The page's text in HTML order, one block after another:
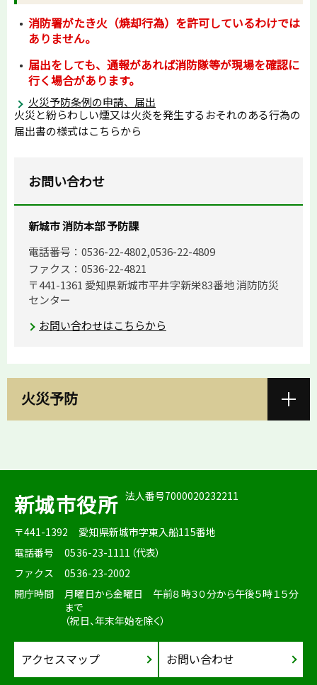
消防署がたき火（焼却行為）を許可しているわけでは
ありません。
届出をしても、通報があれば消防隊等が現場を確認に
行く場合があります。
火災予防条例の申請、届出
火災と紛らわしい煙又は火炎を発生するおそれのある行為の
届出書の様式はこちらから
お問い合わせ
新城市 消防本部 予防課
電話番号：0536-22-4802,0536-22-4809
ファクス：0536-22-4821
〒441-1361 愛知県新城市平井字新栄83番地 消防防災
センター
お問い合わせはこちらから
火災予防
新城市役所 法人番号7000020232211
〒441-1392
愛知県新城市字東入船115番地
電話番号
0536-23-1111（代表）
ファクス
0536-23-2002
開庁時間
月曜日から金曜日 午前８時３０分から午後５時１５分
まで
（祝日、年末年始を除く）
アクセスマップ お問い合わせ